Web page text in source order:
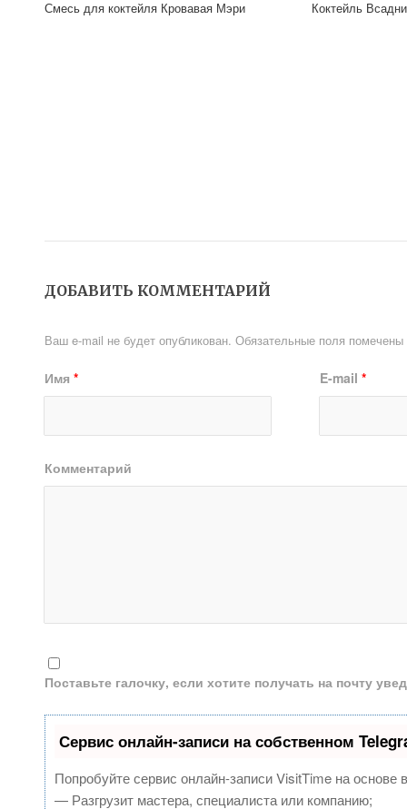
Смесь для коктейля Кровавая Мэри Коктейль
ДОБАВИТЬ КОММЕНТАРИЙ
Ваш e-mail не будет опубликован. Обязательные поля помечены
Имя * E-mail *
Комментарий
Поставьте галочку, если хотите получать на почту
Сервис онлайн-записи на собственном
Попробуйте сервис онлайн-записи VisitTime на основе
— Разгрузит мастера, специалиста или компанию;